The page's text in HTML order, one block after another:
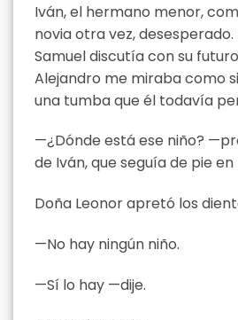
Iván, el hermano menor,
novia otra vez,
Samuel discutía con su
Alejandro me miraba como
una tumba que él todavía
—¿Dónde está ese niño?
de Iván, que seguía de pie
Doña Leonor apretó los
—No hay ningún niño.
—Sí lo hay —dije.